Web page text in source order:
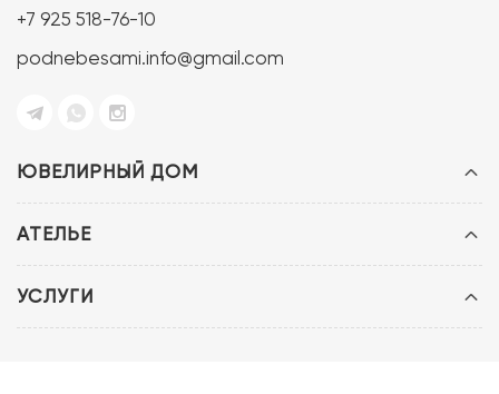
ЮВЕЛИРНЫЙ ДОМ
АТЕЛЬЕ
УСЛУГИ
+7 925 518-76-10
podnebesami.info@gmail.com